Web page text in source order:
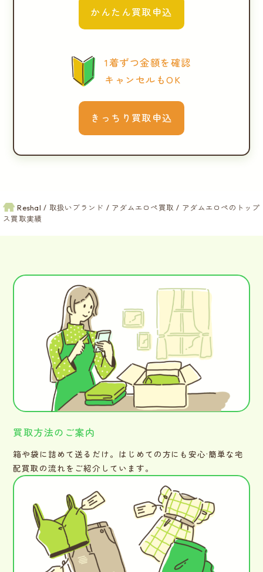
かんたん買取申込
1着ずつ金額を確認
キャンセルもOK
きっちり買取申込
Reshal 取扱いブランド アダムエロペ買取
アダムエロペのトップ
ス買取実績
買取方法のご案内
箱や袋に詰めて送るだけ。はじめての方にも安心·簡単な宅
配買取の流れをご紹介しています。